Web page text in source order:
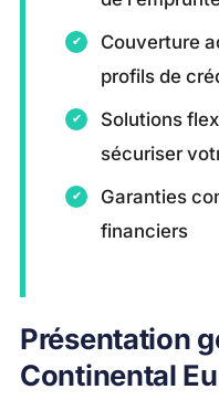
Couverture
profils de
Solutions
sécuriser
Garanties
financiers
Présentation
Continental